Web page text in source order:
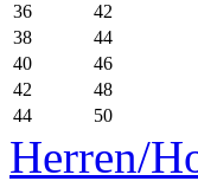
36
42
38
44
40
46
42
48
44
50
Herren/